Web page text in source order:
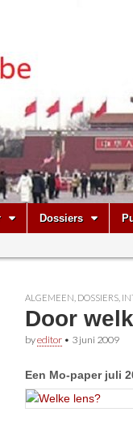
Dossiers
ALGEMEEN DOSSIERS
Door
byeditor • 3 juni 2009
Een Mo-paper juli